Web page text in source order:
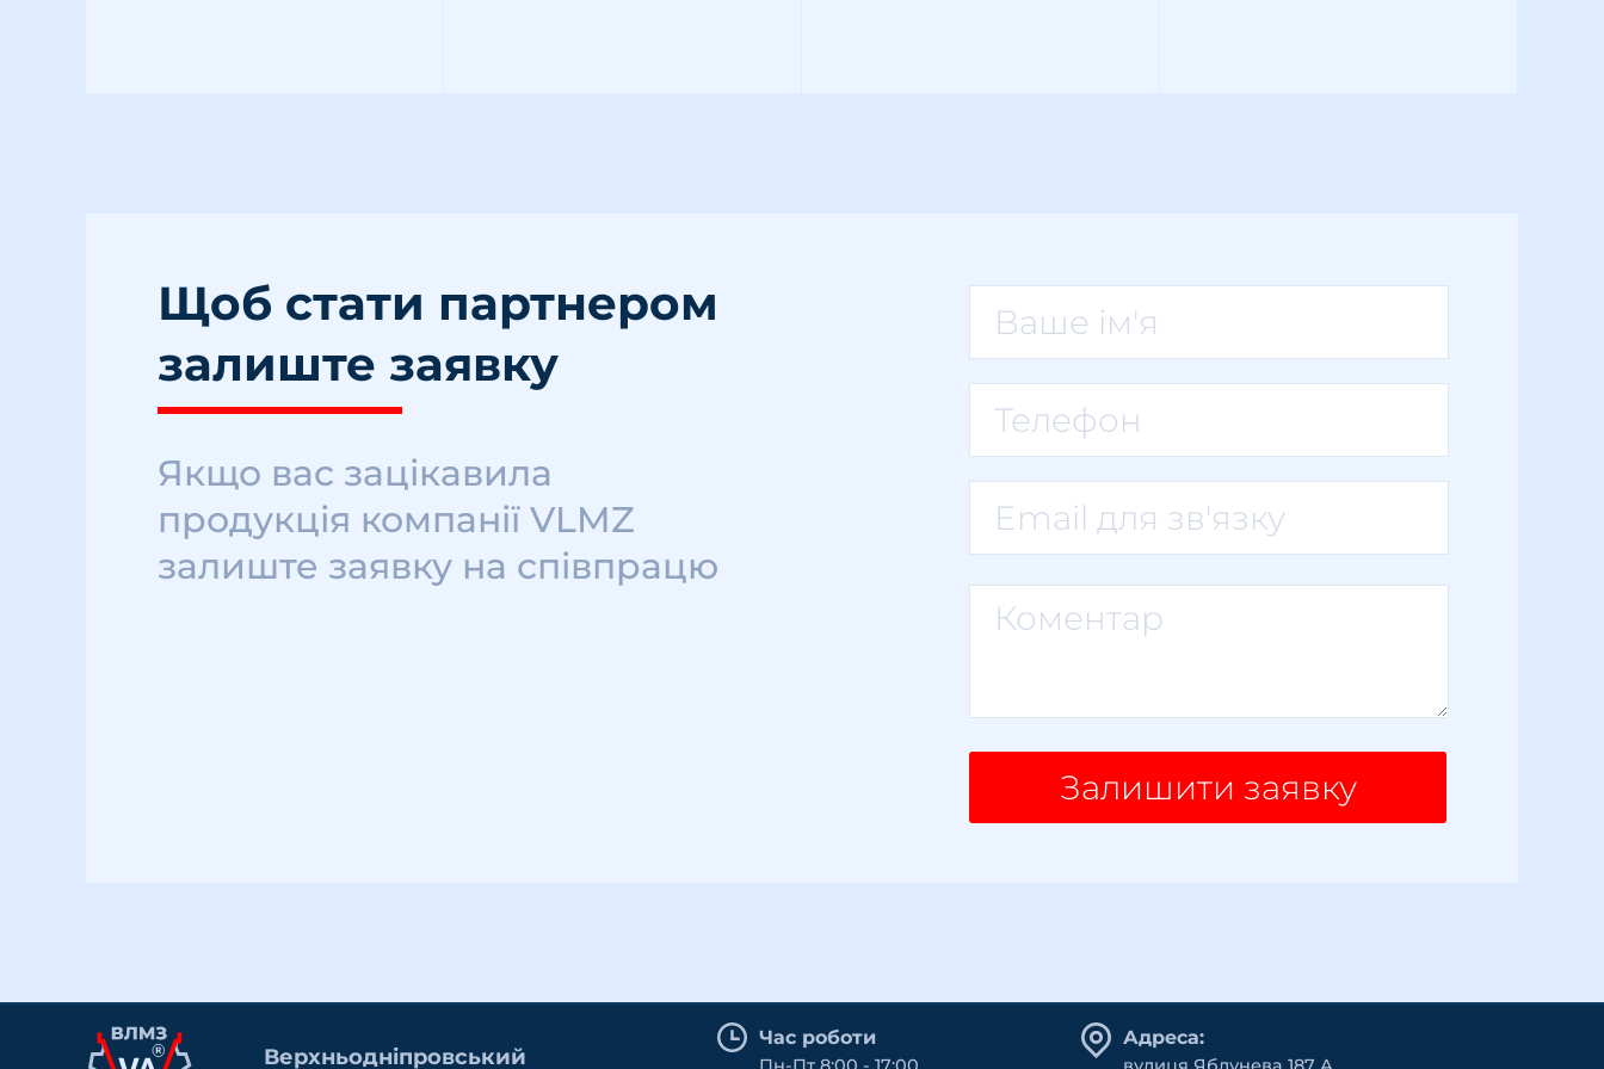
Щоб стати партнером
залиште заявку
Якщо вас зацікавила
продукція компанії VLMZ
залиште заявку на співпрацю
Залишити заявку
Верхньоднiпровський
Час роботи Адреса: